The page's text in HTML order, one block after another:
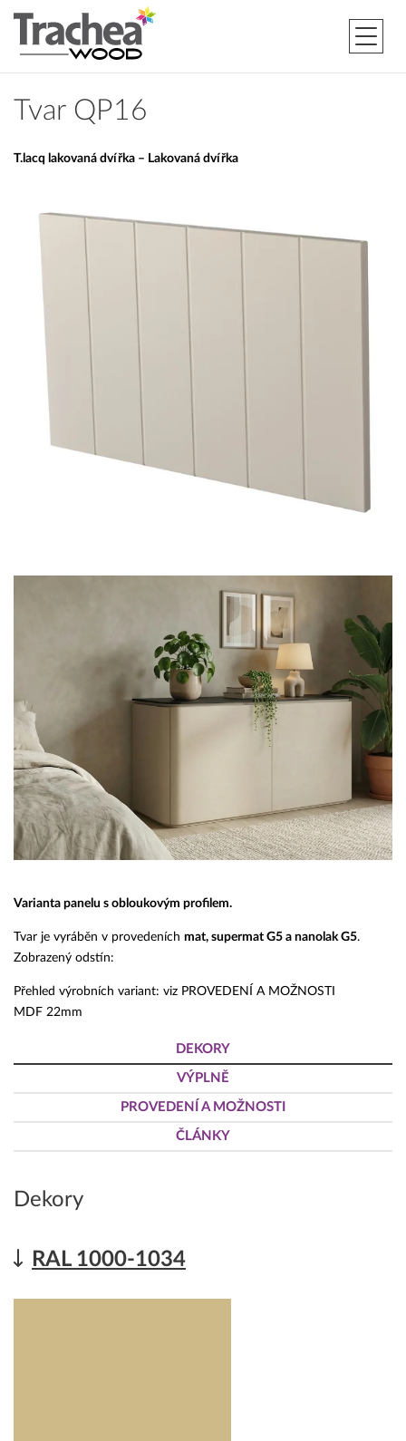
Tvar QP16
T.lacq lakovaná dvířka – Lakovaná dvířka
Varianta panelu s obloukovým profilem.
Tvar je vyráběn v provedeních mat, supermat G5 a nanolak G5.
Zobrazený odstín:
Přehled výrobních variant: viz PROVEDENÍ A MOŽNOSTI
MDF 22mm
DEKORY
VÝPLNĚ
PROVEDENÍ A MOŽNOSTI
ČLÁNKY
Dekory
RAL 1000-1034